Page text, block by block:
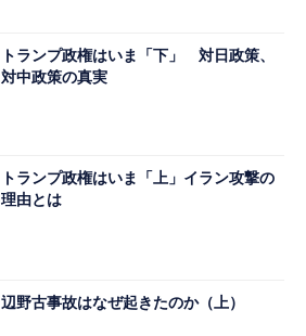
トランプ政権はいま「下」 対日政策、
対中政策の真実
トランプ政権はいま「上」イラン攻撃の
理由とは
辺野古事故はなぜ起きたのか（上）